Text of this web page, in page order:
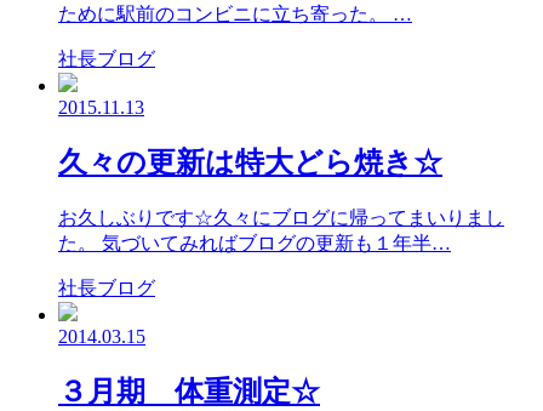
ために駅前のコンビニに立ち寄った。 …
社長ブログ
2015.11.13
久々の更新は特大どら焼き☆
お久しぶりです☆久々にブログに帰ってまいりまし
た。 気づいてみればブログの更新も１年半…
社長ブログ
2014.03.15
３月期 体重測定☆